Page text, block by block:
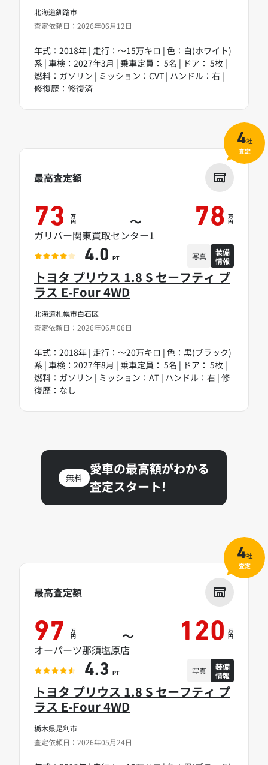
北海道釧路市
査定依頼日：2026年06月12日
年式：2018年 | 走行：～15万キロ | 色：白(ホワイト)
系 | 車検：2027年3月 | 乗車定員： 5名 | ドア： 5枚 |
燃料：ガソリン | ミッション：CVT | ハンドル：右 |
修復歴：修復済
北海道札幌市白石区
査定依頼日：2026年06月06日
トヨタ プリウス 1.8 S セーフティ プ
ラス E-Four 4WD
年式：2018年 | 走行：～20万キロ | 色：黒(ブラック)
系 | 車検：2027年8月 | 乗車定員： 5名 | ドア： 5枚 |
燃料：ガソリン | ミッション：AT | ハンドル：右 | 修
復歴：なし
最高査定額
73 万
円 ～ 78 万
円
ガリバー関東買取センター1
4.0 PT 写真
装備
情報
4社
査定
無料
愛車の最高額がわかる
査定スタート!
栃木県足利市
査定依頼日：2026年05月24日
トヨタ プリウス 1.8 S セーフティ プ
ラス E-Four 4WD
最高査定額
97 万
円 ～ 120 万
円
オーパーツ那須塩原店
4.3 PT 写真
装備
情報
4社
査定